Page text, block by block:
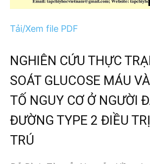
Tải/Xem file PDF
NGHIÊN CỨU THỰC
SOÁT GLUCOSE MÁU
TỐ NGUY CƠ Ở NGƯỜI
ĐƯỜNG TYPE 2 ĐIỀU
TRÚ